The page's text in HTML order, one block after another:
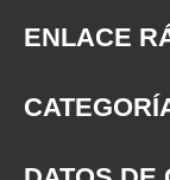
ENLACE